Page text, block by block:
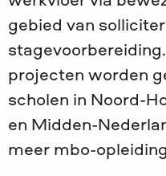
gebied van
projecten worden
scholen in Noord-
en Midden-
meer mbo-